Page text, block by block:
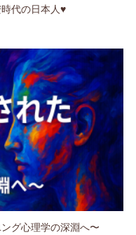
代の日本人♥
グ心理学の深淵へ〜